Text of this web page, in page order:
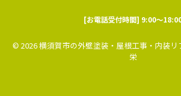
[お電話受付時間] 9:00～
© 2026 横須賀市の外壁塗装・屋根工事・内装リ
栄